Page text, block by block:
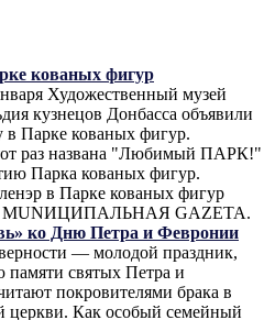
кованых фигур
Художественный музей
кузнецов Донбасса объявили
в Парке кованых фигур.
раз названа "Любимый ПАРК!"
Парка кованых фигур.
в Парке кованых фигур
MUNИЦИПАЛЬНАЯ GAZЕТА.
ко Дню Петра и Февронии
— молодой праздник,
святых Петра и
покровителями брака в
церкви. Как особый семейный